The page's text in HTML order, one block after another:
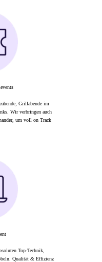
Grillabende im
Wir verbringen auch
um voll on Track
Top-Technik,
Qualität & Effizienz